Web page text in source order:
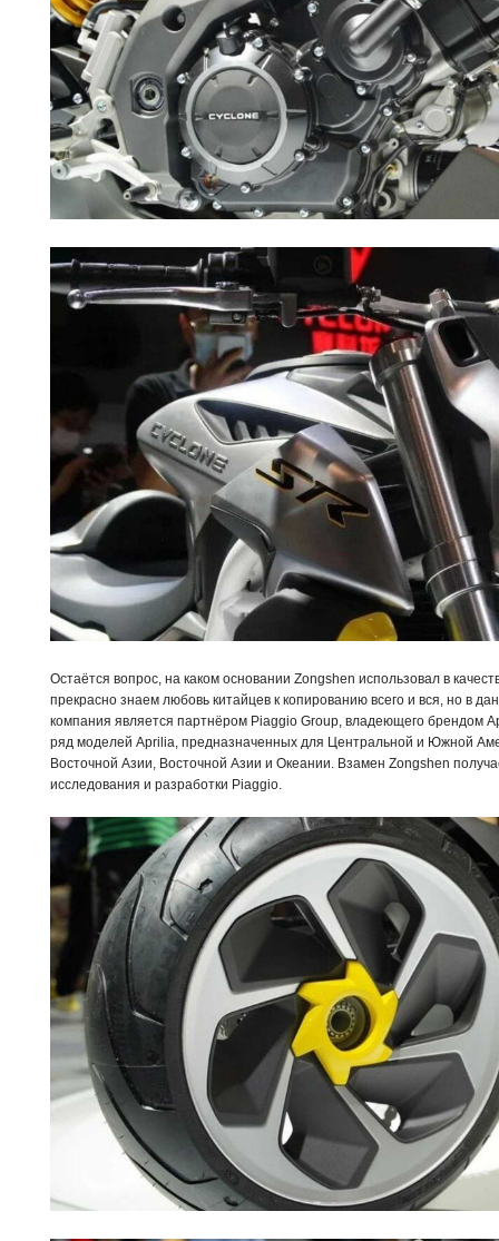
Остаётся вопрос, на каком основании Zongshen использовал в
прекрасно знаем любовь китайцев к копированию всего и вся, но в
компания является партнёром Piaggio Group, владеющего брендом
ряд моделей Aprilia, предназначенных для Центральной и Южной
Восточной Азии, Восточной Азии и Океании. Взамен Zongshen
исследования и разработки Piaggio.